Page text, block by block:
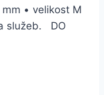
• velikost M
služeb. DO